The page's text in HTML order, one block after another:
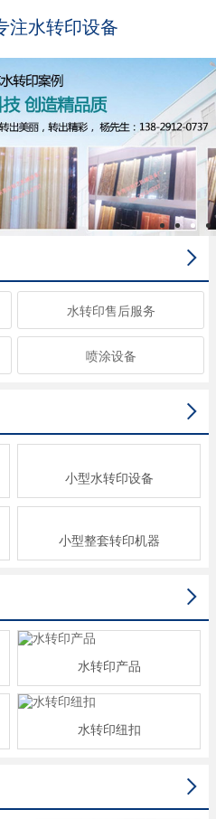
注水转印设备

水转印售后服务
喷涂设备

小型水转印设备
小型整套转印机器

水转印产品
水转印纽扣
